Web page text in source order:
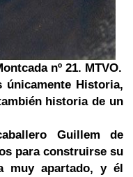
nº 21. MTVO.
únicamente Historia,
historia de un
Guillem de
para construirse su
muy apartado, y él